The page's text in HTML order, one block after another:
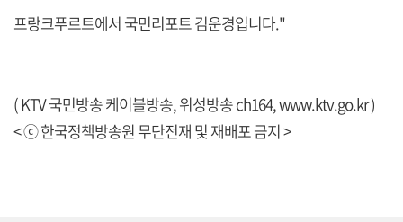
프랑크푸르트에서 국민리포트 김운경입니다."
( KTV 국민방송 케이블방송, 위성방송 ch164,www.ktv.go.kr)
< ⓒ 한국정책방송원 무단전재 및 재배포 금지 >